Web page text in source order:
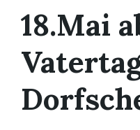
18.Mai